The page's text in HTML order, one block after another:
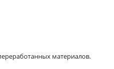
материалов.